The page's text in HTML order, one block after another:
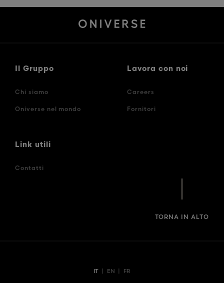
Il Gruppo
Chi siamo
Oniverse nel mondo
Lavora con noi
Careers
Fornitori
Link utili
Contatti
TORNA IN ALTO
IT EN FR